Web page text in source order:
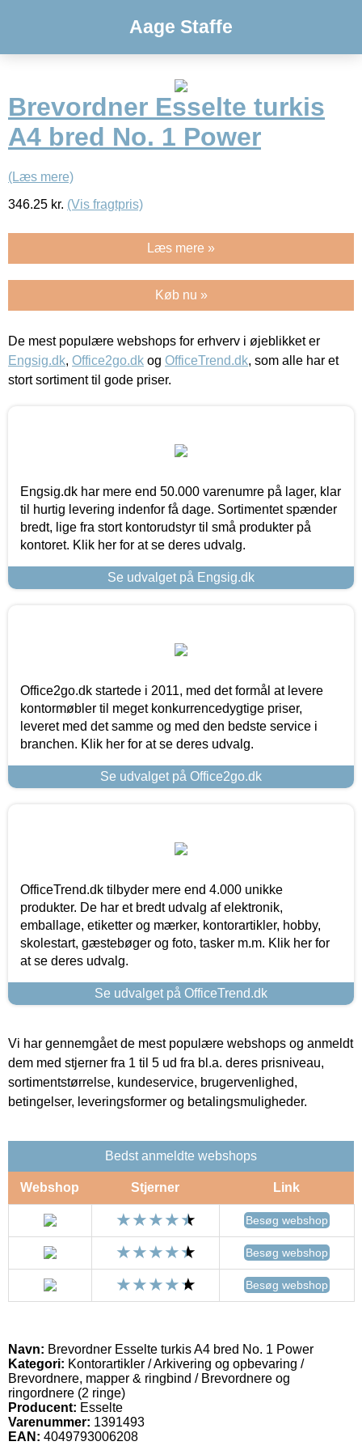
Aage Staffe
Brevordner Esselte turkis
A4 bred No. 1 Power
(Læs mere)
346.25 kr. (Vis fragtpris)
Læs mere »
Køb nu »
De mest populære webshops for erhverv i øjeblikket er
Engsig.dk, Office2go.dk og OfficeTrend.dk, som alle har et
stort sortiment til gode priser.
Engsig.dk har mere end 50.000 varenumre på lager, klar
til hurtig levering indenfor få dage. Sortimentet spænder
bredt, lige fra stort kontorudstyr til små produkter på
kontoret. Klik her for at se deres udvalg.
Se udvalget på Engsig.dk
Office2go.dk startede i 2011, med det formål at levere
kontormøbler til meget konkurrencedygtige priser,
leveret med det samme og med den bedste service i
branchen. Klik her for at se deres udvalg.
Se udvalget på Office2go.dk
OfficeTrend.dk tilbyder mere end 4.000 unikke
produkter. De har et bredt udvalg af elektronik,
emballage, etiketter og mærker, kontorartikler, hobby,
skolestart, gæstebøger og foto, tasker m.m. Klik her for
at se deres udvalg.
Se udvalget på OfficeTrend.dk
Vi har gennemgået de mest populære webshops og anmeldt
dem med stjerner fra 1 til 5 ud fra bl.a. deres prisniveau,
sortimentstørrelse, kundeservice, brugervenlighed,
betingelser, leveringsformer og betalingsmuligheder.
Bedst anmeldte webshops
Webshop Stjerner Link
Besøg webshop
Besøg webshop
Besøg webshop
Navn: Brevordner Esselte turkis A4 bred No. 1 Power
Kategori: Kontorartikler / Arkivering og opbevaring /
Brevordnere, mapper & ringbind / Brevordnere og
ringordnere (2 ringe)
Producent: Esselte
Varenummer: 1391493
EAN: 4049793006208